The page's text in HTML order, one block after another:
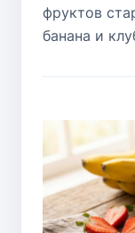
фруктов
банана и